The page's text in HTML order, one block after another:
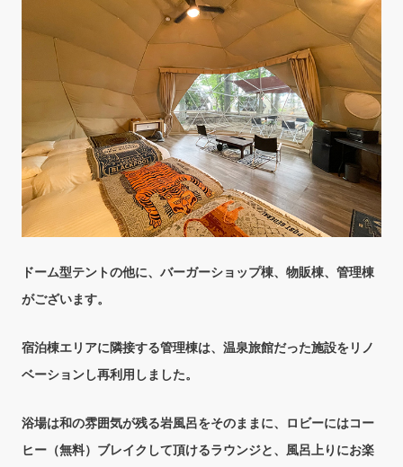
ドーム型テントの他に、バーガーショップ棟、 物販棟、管理棟
がございます。
宿泊棟エリアに隣接する管理棟は、 温泉旅館だった施設をリノ
ベーションし再利用しました。
浴場は和の雰囲気が残る岩風呂をそのままに、
ロビーにはコー
ヒー（無料）ブレイクして頂けるラウンジと、風呂上りにお楽